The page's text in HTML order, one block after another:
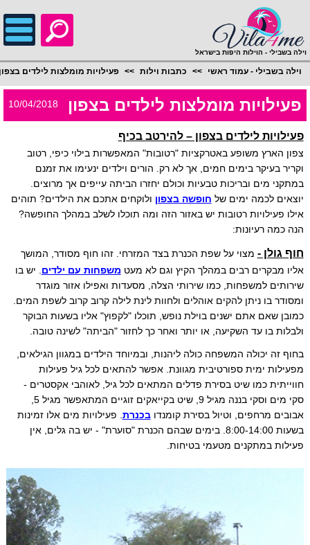
וילה בשבילי - הוילות היפות בישראל
וילה בשבילי - עמוד ראשי כתבות וילות פעילויות מומלצות לילדים
פעילויות מומלצות לילדים בצפון 10/04/2018
פעילויות לילדים בצפון – להירטב בכיף
צפון הארץ משופע באטרקציות "רטובות" המאפשרות בילוי כיפי, רטוב
וקריר בעיקר בימים חמים, אך לא רק. הורים וילדים ינעימו את זמנם
במתקני מים ובריכות טבעיות וכולם יחזרו הביתה עייפים אך מרוצים.
יוצאים לכמה ימים של חופשה בצפון ולוקחים אתכם את הילדים? תוהים
אילו פעילויות רטובות יש באזור הזה ומה תוכלו לשלב במהלך החופשה?
הנה כמה רעיונות:
חוף גולן - מצוי על שפת הכנרת בצד המזרחי. זהו חוף מסודר, המושך
אליו מבקרים רבים במהלך הקיץ וגם לא מעט משפחות עם ילדים . יש בו
שירותים למשפחות, כמו שירותי הצלה, מסעדות ואפילו אזור מוגדר
ומסודר בו ניתן להקים אוהלים ולחוות לינת לילה קרוב קרוב לשפת המים.
כמובן שאם אתם ישנים בוילת נופש, תוכלו "לקפוץ" אליו בשעות הבוקר
ולבלות בו עד השקיעה, או יותר ואחר כך לחזור "הביתה" לשינה טובה.
בחוף זה יכולה המשפחה כולה ליהנות, ובמיוחד הילדים במגוון הגילאים,
מפעילות ימית ספורטיבית מגוונת. אפשר להתאים לכל גיל פעילות
חווייתית כמו שיט בסירת פדלים המתאים לכל גיל, לאוהבי אקסטרים -
אבובים מרחפים, וטיול בסירת קומנדובכנרת . פעילויות מים אלו זמינות
בשעות 8:00-14:00. בימים שבהם הכנרת "סוערת" - יש בה גלים, אין
פעילות במתקנים מטעמי בטיחות.